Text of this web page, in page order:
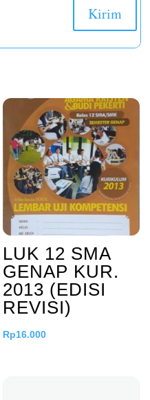
LUK 12 SMA
GENAP KUR.
2013 (EDISI
REVISI)
Rp16.000